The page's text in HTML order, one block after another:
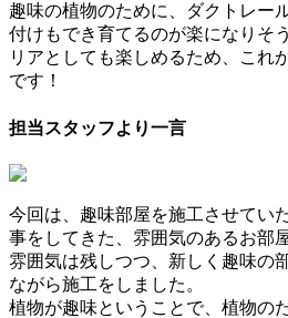
趣味の植物のために、ダクトレー
付けもでき育てるのが楽になりそ
リアとしても楽しめるため、これ
です！
担当スタッフより一言
今回は、趣味部屋を施工させてい
事をしてきた、雰囲気のあるお部
雰囲気は残しつつ、新しく趣味の
ながら施工をしました。
植物が趣味ということで、植物の